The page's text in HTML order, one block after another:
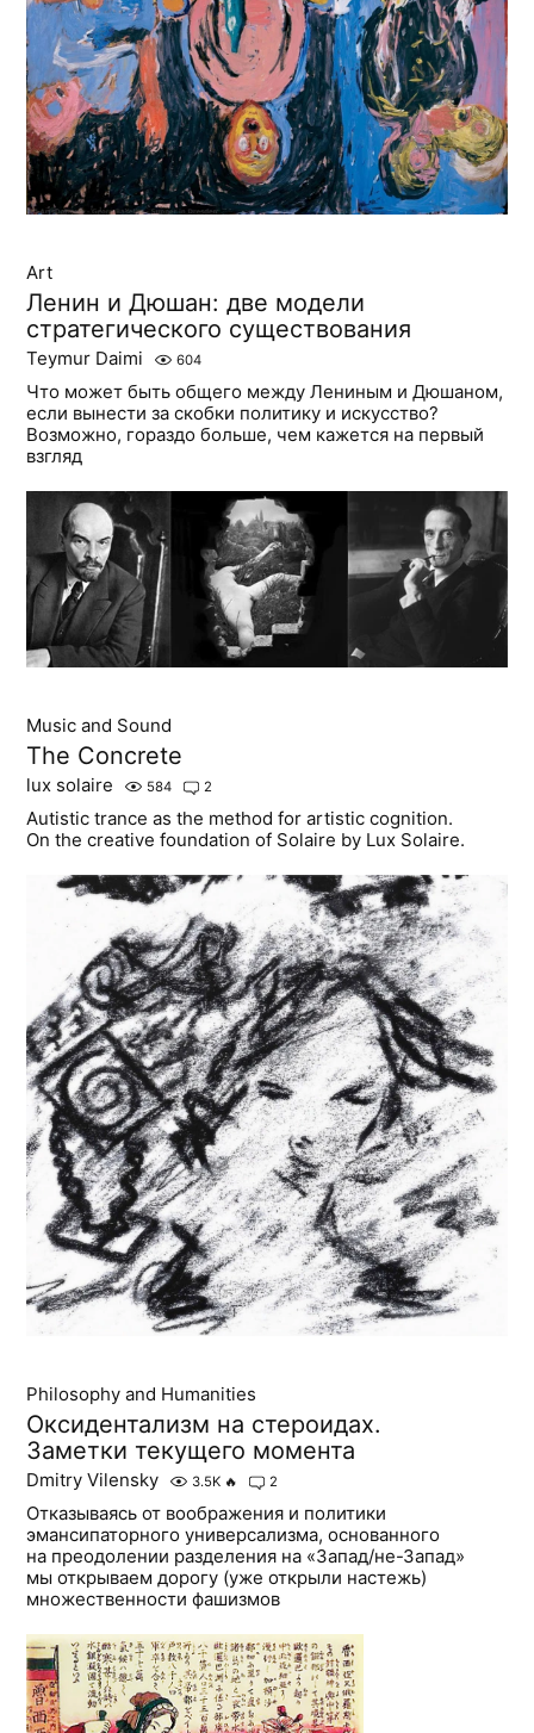
Art
Ленин и Дюшан: две модели
стратегического существования
Teymur Daimi 604
Что может быть общего между Лениным и Дюшаном,
если вынести за скобки политику и искусство?
Возможно, гораздо больше, чем кажется на первый
взгляд
Music and Sound
The Concrete
lux solaire 584 2
Autistic trance as the method for artistic cognition.
On the creative foundation of Solaire by Lux Solaire.
Philosophy and Humanities
Oксидентализм на стероидах.
Заметки текущего момента
Dmitry Vilensky 3.5K 🔥 2
Отказываясь от воображения и политики
эмансипаторного универсализма, основанного
на преодолении разделения на «Запад/не-Запад»
мы открываем дорогу (уже открыли настежь)
множественности фашизмов